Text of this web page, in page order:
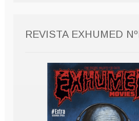
REVISTA EXHUMED